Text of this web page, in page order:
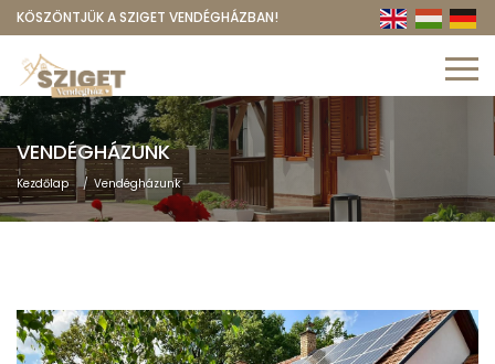
KÖSZÖNTJÜK A SZIGET VENDÉGHÁZBAN!
VENDÉGHÁZUNK
Kezdőlap Vendégházunk